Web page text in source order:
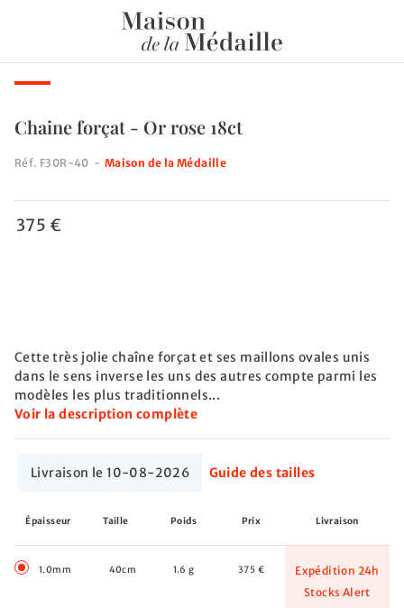
Chaine forçat - Or rose 18ct
Réf. F30R-40 - Maison de la Médaille
375 €
Cette très jolie chaîne forçat et ses maillons ovales unis
dans le sens inverse les uns des autres compte parmi les
modèles les plus traditionnels...
Voir la description complète
Livraison le 10-08-2026 Guide des tailles
Épaisseur Taille Poids Prix Livraison
1.0mm 40cm 1.6 g 375 €
Expédition 24h
Stocks Alert